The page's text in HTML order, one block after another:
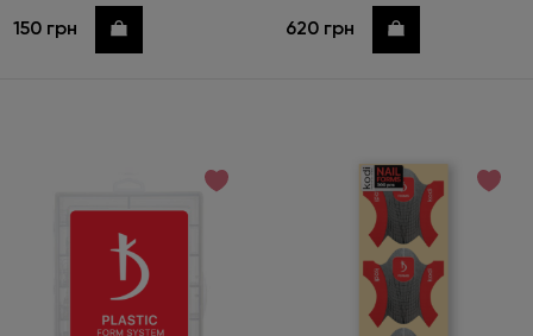
150 грн Купити 620 грн Купити